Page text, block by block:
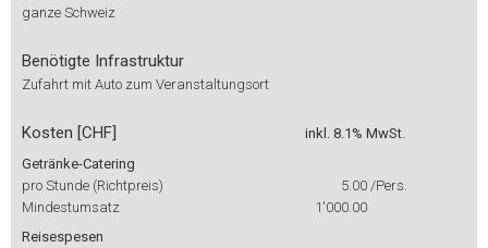
ganze Schweiz
Benötigte Infrastruktur
Zufahrt mit Auto zum Veranstaltungsort
Kosten [CHF]
inkl. 8.1% MwSt.
Getränke-Catering
pro Stunde (Richtpreis)
5.00 /Pers.
Mindestumsatz
1'000.00
Reisespesen